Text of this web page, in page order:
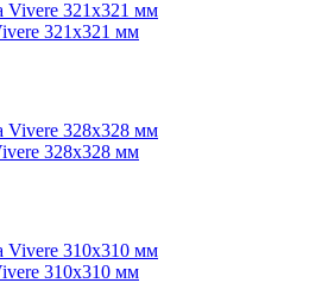
321x321 мм
328x328 мм
310x310 мм